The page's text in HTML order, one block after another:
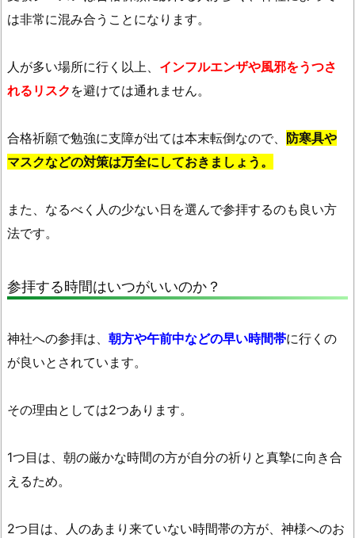
は非常に混み合うことになります。
人が多い場所に行く以上、 インフルエンザや風邪をうつさ
れるリスク を避けては通れません。
合格祈願で勉強に支障が出ては本末転倒なので、 防寒具や
マスクなどの対策は万全にしておきましょう。
また、なるべく人の少ない日を選んで参拝するのも良い方
法です。
参拝する時間はいつがいいのか？
神社への参拝は、 朝方や午前中などの早い時間帯に行くの
が良いとされています。
その理由としては2つあります。
1つ目は、朝の厳かな時間の方が自分の祈りと真摯に向き合
えるため。
2つ目は、人のあまり来ていない時間帯の方が、神様へのお